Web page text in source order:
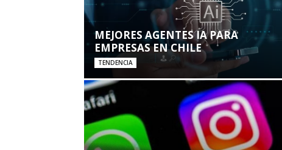
MEJORES AGENTES IA PARA
EMPRESAS EN CHILE
TENDENCIA